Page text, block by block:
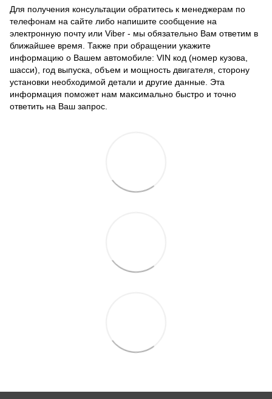
Для получения консультации обратитесь к менеджерам по
телефонам на сайте либо напишите сообщение на
электронную почту или Viber - мы обязательно Вам ответим в
ближайшее время. Также при обращении укажите
информацию о Вашем автомобиле: VIN код (номер кузова,
шасси), год выпуска, объем и мощность двигателя, сторону
установки необходимой детали и другие данные. Эта
информация поможет нам максимально быстро и точно
ответить на Ваш запрос.